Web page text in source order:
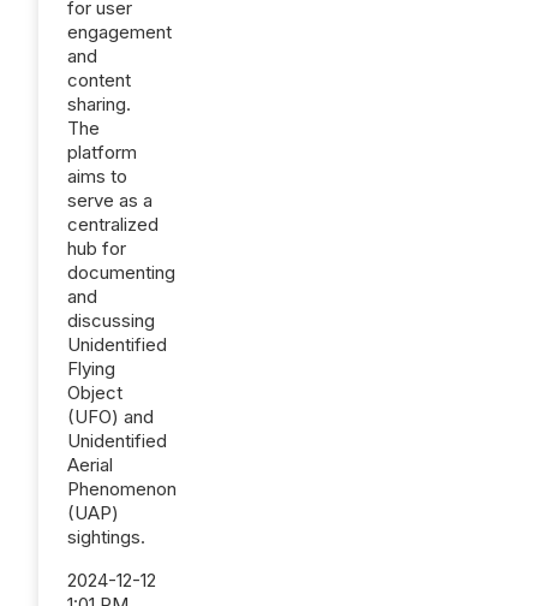
for user
engagement
and
content
sharing.
The
platform
aims to
serve as a
centralized
hub for
documenting
and
discussing
Unidentified
Flying
Object
(UFO) and
Unidentified
Aerial
Phenomenon
(UAP)
sightings.
2024-12-12